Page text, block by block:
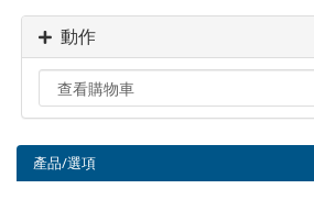
動作
產品/選項